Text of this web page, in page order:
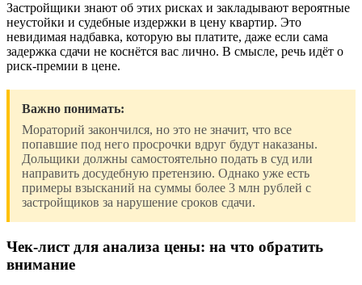
Застройщики знают об этих рисках и закладывают вероятные
неустойки и судебные издержки в цену квартир. Это
невидимая надбавка, которую вы платите, даже если сама
задержка сдачи не коснётся вас лично. В смысле, речь идёт о
риск-премии в цене.
Важно понимать:
Мораторий закончился, но это не значит, что все
попавшие под него просрочки вдруг будут наказаны.
Дольщики должны самостоятельно подать в суд или
направить досудебную претензию. Однако уже есть
примеры взысканий на суммы более 3 млн рублей с
застройщиков за нарушение сроков сдачи.
Чек-лист для анализа цены: на что обратить
внимание